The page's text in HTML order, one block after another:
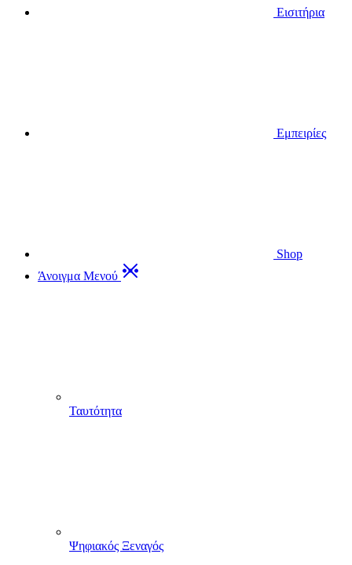
Εισιτήρια
Εμπειρίες
Shop
Άνοιγμα Μενού
Ταυτότητα
Ψηφιακός Ξεναγός